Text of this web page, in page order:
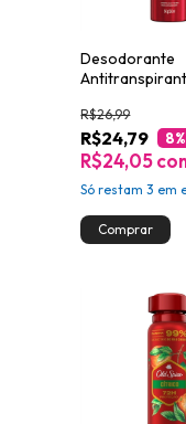
Desodorante
Amadeirado
R$24,79
R$26,99
8
R$24,05
Só restam3 em